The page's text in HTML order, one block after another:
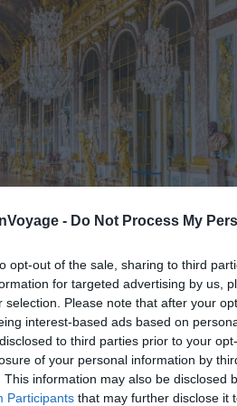
- Do Not Process My
opt-out of the sale, sharing to third
for targeted advertising by us,
selection. Please note that after your
interest-based ads based on
to third parties prior to your
of your personal information by
This information may also be disclosed
Participants that may further disclose it
La Galerie des
de résidence fonctionnelle. Le
destiné à impressionner,
entre 3 000 résidents
publiques. Courtisans,